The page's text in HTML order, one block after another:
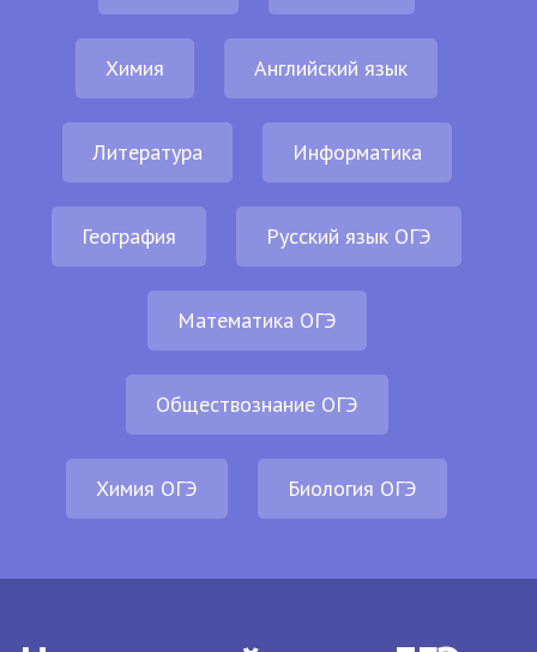
Химия Английский язык
Литература Информатика
География Русский язык ОГЭ
Математика ОГЭ
Обществознание ОГЭ
Химия ОГЭ Биология ОГЭ